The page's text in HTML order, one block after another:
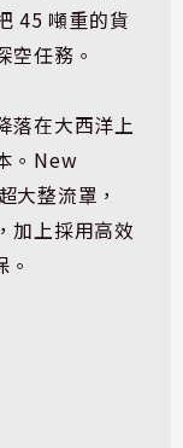
45 噸重的貨
空任務。
落在大西洋上
。New
大整流罩，
加上採用高效